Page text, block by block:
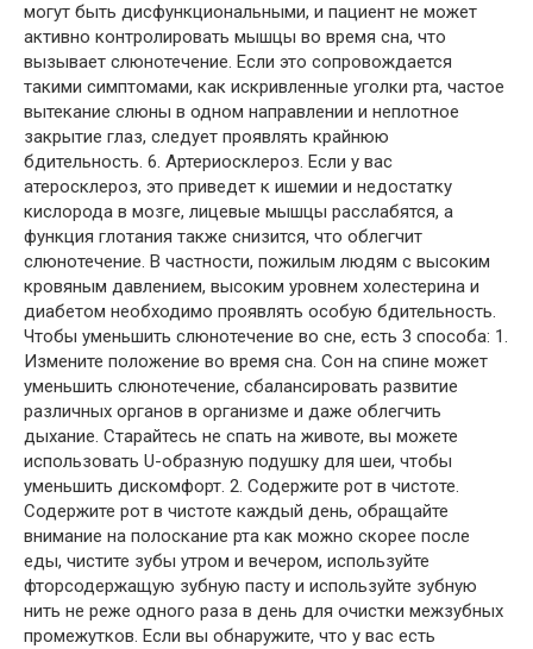
могут быть дисфункциональными, и пациент не может
активно контролировать мышцы во время сна, что
вызывает слюнотечение. Если это сопровождается
такими симптомами, как искривленные уголки рта, частое
вытекание слюны в одном направлении и неплотное
закрытие глаз, следует проявлять крайнюю
бдительность. 6. Артериосклероз. Если у вас
атеросклероз, это приведет к ишемии и недостатку
кислорода в мозге, лицевые мышцы расслабятся, а
функция глотания также снизится, что облегчит
слюнотечение. В частности, пожилым людям с высоким
кровяным давлением, высоким уровнем холестерина и
диабетом необходимо проявлять особую бдительность.
Чтобы уменьшить слюнотечение во сне, есть 3 способа: 1.
Измените положение во время сна. Сон на спине может
уменьшить слюнотечение, сбалансировать развитие
различных органов в организме и даже облегчить
дыхание. Старайтесь не спать на животе, вы можете
использовать U-образную подушку для шеи, чтобы
уменьшить дискомфорт. 2. Содержите рот в чистоте.
Содержите рот в чистоте каждый день, обращайте
внимание на полоскание рта как можно скорее после
еды, чистите зубы утром и вечером, используйте
фторсодержащую зубную пасту и используйте зубную
нить не реже одного раза в день для очистки межзубных
промежутков. Если вы обнаружите, что у вас есть